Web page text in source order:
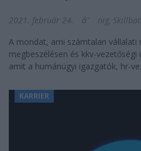
2021. február 24.
nig,
A mondat, ami számtalan vállalati
megbeszélésen és kkv-
amit a humánügyi igazgatók, hr-
KARRIER